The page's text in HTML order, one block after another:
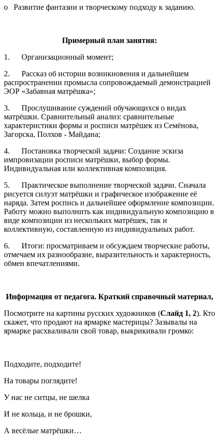
o Развитие фантазии и творческому подходу к заданию.
Примерный план занятия:
1. Организационный момент;
2. Рассказ об истории возникновения и дальнейшем
распространении промысла сопровождаемый демонстрацией
ЭОР «Забавная матрёшка»;
3. Прослушивание суждений обучающихся о видах
матрёшки. Сравнительный анализ: сравнительные
характеристики формы и росписи матрёшек из Семёнова,
Загорска, Полхов - Майдана;
4. Постановка творческой задачи: Создание эскиза
импровизации росписи матрёшки, выбор формы.
Индивидуальная или коллективная композиция.
5. Практическое выполнение творческой задачи. Сначала
рисуется силуэт матрёшки и графическое изображение её
наряда. Затем роспись и дальнейшее оформление композиции.
Работу можно выполнить как индивидуальную композицию в
виде композиции из нескольких матрёшек, так и
коллективную, составленную из индивидуальных работ.
6. Итоги: просматриваем и обсуждаем творческие работы,
отмечаем их разнообразие, выразительность и характерность,
обмен впечатлениями.
Информация от педагога. Краткий справочный материал,
Посмотрите на картины русских художников (Слайд 1, 2). Кто
скажет, что продают на ярмарке мастерицы? Зазывалы на
ярмарке расхваливали свой товар, выкрикивали громко:
Подходите, подходите!
На товары поглядите!
У нас не ситцы, не шелка
И не кольца, и не брошки,
А весёлые матрёшки…